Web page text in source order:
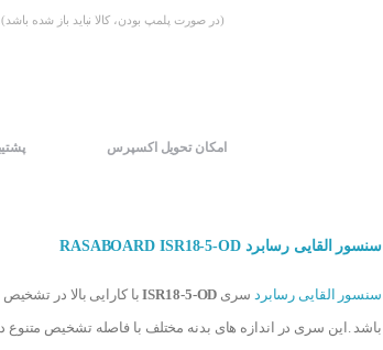
(در صورت پلمپ بودن، کالا نباید باز شده باشد).
امکان تحویل اکسپرس
سنسور القایی رسابرد RASABOARD ISR18-5-OD
سنسور القایی رسابرد سری ISR18-5-OD
باشد .این سری در اندازه های بدنه مختلف با فاصله تشخیص